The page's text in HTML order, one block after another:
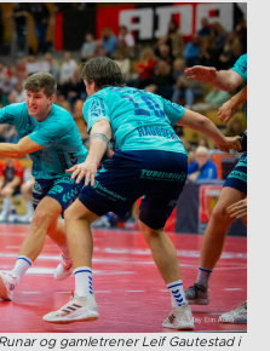
og gamletrener Leif Gautestad i